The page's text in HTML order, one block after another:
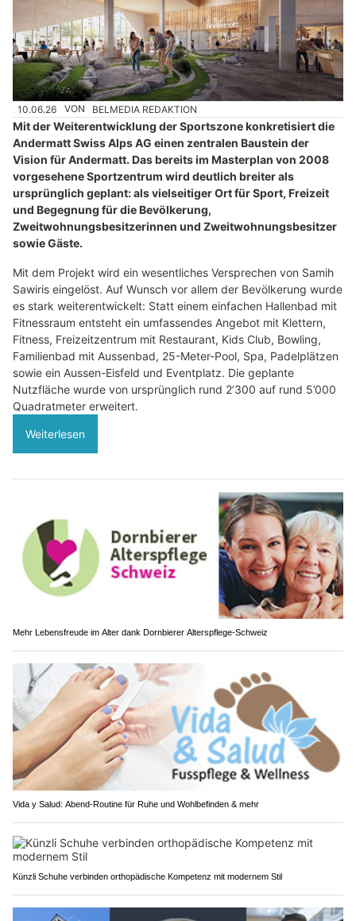
10.06.26 VON BELMEDIA REDAKTION
Mit der Weiterentwicklung der Sportszone konkretisiert die
Andermatt Swiss Alps AG einen zentralen Baustein der
Vision für Andermatt. Das bereits im Masterplan von 2008
vorgesehene Sportzentrum wird deutlich breiter als
ursprünglich geplant: als vielseitiger Ort für Sport, Freizeit
und Begegnung für die Bevölkerung,
Zweitwohnungsbesitzerinnen und Zweitwohnungsbesitzer
sowie Gäste.
Mit dem Projekt wird ein wesentliches Versprechen von Samih
Sawiris eingelöst. Auf Wunsch vor allem der Bevölkerung wurde
es stark weiterentwickelt: Statt einem einfachen Hallenbad mit
Fitnessraum entsteht ein umfassendes Angebot mit Klettern,
Fitness, Freizeitzentrum mit Restaurant, Kids Club, Bowling,
Familienbad mit Aussenbad, 25-Meter-Pool, Spa, Padelplätzen
sowie ein Aussen-Eisfeld und Eventplatz. Die geplante
Nutzfläche wurde von ursprünglich rund 2’300 auf rund 5’000
Quadratmeter erweitert.
Weiterlesen
Mehr Lebensfreude im Alter dank Dornbierer Alterspflege-Schweiz
Vida y Salud: Abend-Routine für Ruhe und Wohlbefinden & mehr
Künzli Schuhe verbinden orthopädische Kompetenz mit modernem Stil